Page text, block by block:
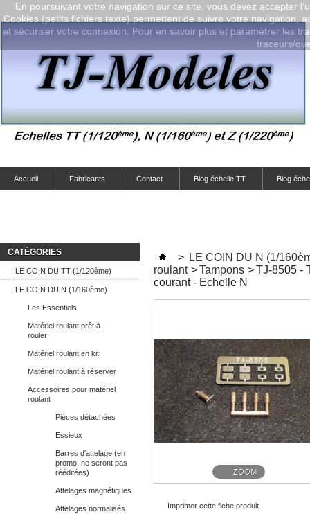
Accueil Fabricants Contact Blog échelle TT Blog
CATÉGORIES
LE COIN DU TT (1/120ème)
LE COIN DU N (1/160ème)
Les Essentiels
Matériel roulant prêt à
rouler
Matériel roulant en kit
Matériel roulant à réserver
Accessoires pour matériel
roulant
Pièces détachées
Essieux
Barres d'attelage (en
promo, ne seront pas
rééditées)
Attelages magnétiques
Attelages normalisés
> LE COIN DU N (1/
roulant >Tampons >TJ-8505 -
courant - Echelle N
ZOOM
Imprimer cette fiche produit
En poursuivant votre navigation sur ce site, vous devez accepter
Cookies (petits fichiers texte) permettent de suivre votre navigation,
et sécuriser votre connexion. Pour en savoir plus et paramétrer les
traceurs/